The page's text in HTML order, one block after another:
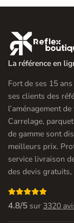
La référence en
Fort de ses 15
ses clients des
l’aménagement
Carrelage,
de gamme sont
meilleurs prix.
service livraison
des devis

4.8/5 sur 3320